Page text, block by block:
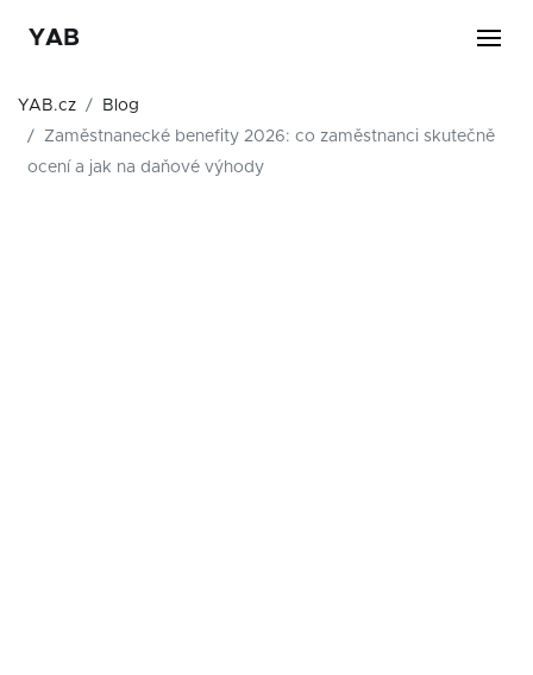
YAB
YAB.cz
Blog
Zaměstnanecké benefity 2026: co zaměstnanci skutečně
ocení a jak na daňové výhody